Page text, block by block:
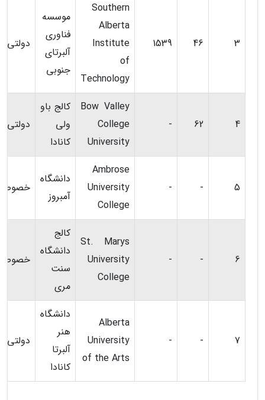
3
46
1539
Southern
Alberta
Institute
of
Technology
موسسه
فناوری
آلبرتای
جنوبی
دولتی
4
62
-
Bow Valley
College
University
کالج باو
ولی
کانادا
دولتی
5
-
-
Ambrose
University
College
دانشگاه
آمبروز
6
-
-
St. Marys
University
College
کالج
دانشگاه
سنت
مری
7
-
-
Alberta
University
of the Arts
دانشگاه
هنر
آلبرتا
کانادا
دولتی